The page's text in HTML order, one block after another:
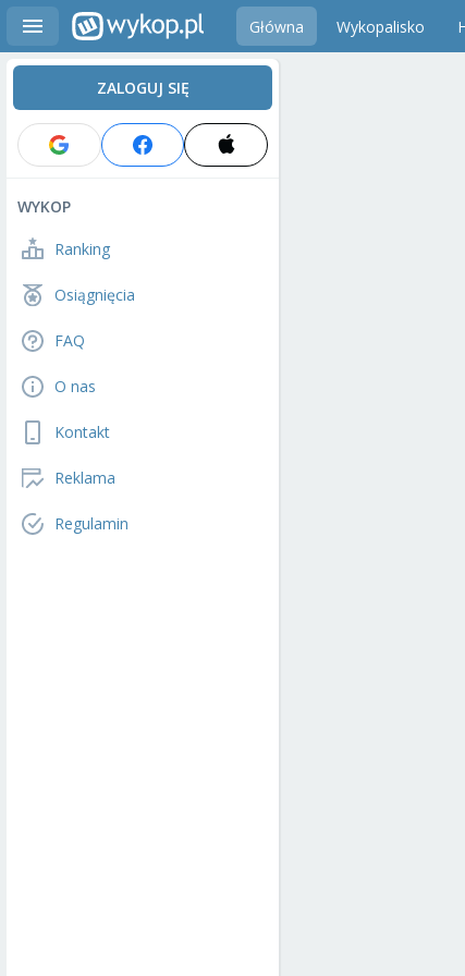
Główna Wykopalisko
ZALOGUJ SIĘ
WYKOP
Ranking
Osiągnięcia
FAQ
O nas
Kontakt
Reklama
Regulamin